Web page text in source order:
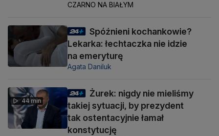
CZARNO NA BIAŁYM
Spóźnieni kochankowie?
Lekarka: łechtaczka nie idzie
na emeryturę
Agata Daniluk
44 min
Żurek: nigdy nie mieliśmy
takiej sytuacji, by prezydent
tak ostentacyjnie łamał
konstytucję